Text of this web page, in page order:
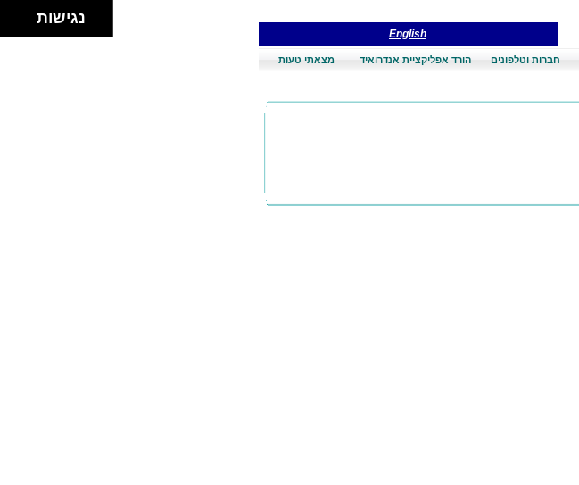
English
חברות וטלפונים הורד אפליקציית אנדרואיד מצאתי טעות
נגישות